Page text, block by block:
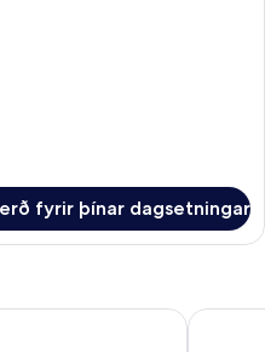
fyrir þínar dagsetningar